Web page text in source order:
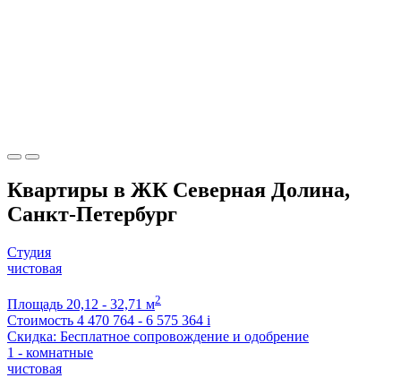
Квартиры в ЖК Северная Долина,
Санкт-Петербург
Студия
чистовая
Площадь 20,12 - 32,71 м2
Стоимость 4 470 764 - 6 575 364 i
Скидка: Бесплатное сопровождение и одобрение
1 - комнатные
чистовая